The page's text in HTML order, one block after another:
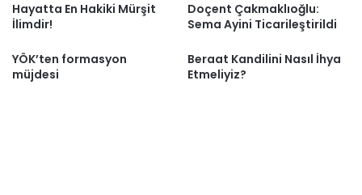
Hayatta En Hakiki Mürşit
İlimdir!
Doçent Çakmaklıoğlu:
Sema Ayini Ticarileştirildi
YÖK’ten formasyon
müjdesi
Beraat Kandilini Nasıl İhya
Etmeliyiz?